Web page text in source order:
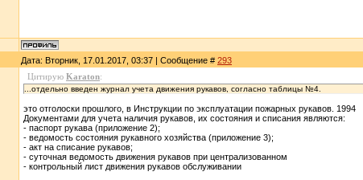
Дата: Вторник, 17.01.2017, 03:37 | Сообщение # 293
Цитирую Karaton:
...отдельно введен журнал учета движения рукавов, согласно таблицы №4.
это отголоски прошлого, в Инструкции по эксплуатации пожарных рукавов. 1994
Документами для учета наличия рукавов, их состояния и списания являются:
- паспорт рукава (приложение 2);
- ведомость состояния рукавного хозяйства (приложение 3);
- акт на списание рукавов;
- суточная ведомость движения рукавов при централизованном
- контрольный лист движения рукавов обслуживании